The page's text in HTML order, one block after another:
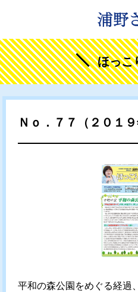
ほっこ
Ｎｏ．７７（２０１
平和の森公園をめぐる経過